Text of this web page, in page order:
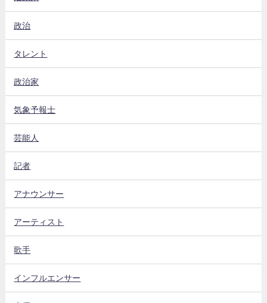
政治
タレント
政治家
気象予報士
芸能人
記者
アナウンサー
アーティスト
歌手
インフルエンサー